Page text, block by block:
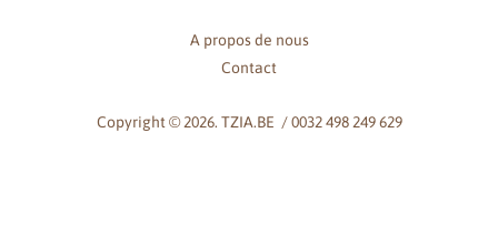
Copyright © 2026. TZIA.BE / 0032 498 249 629
A propos de nous
Contact